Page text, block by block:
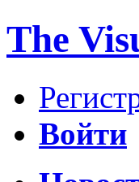
The
Войти